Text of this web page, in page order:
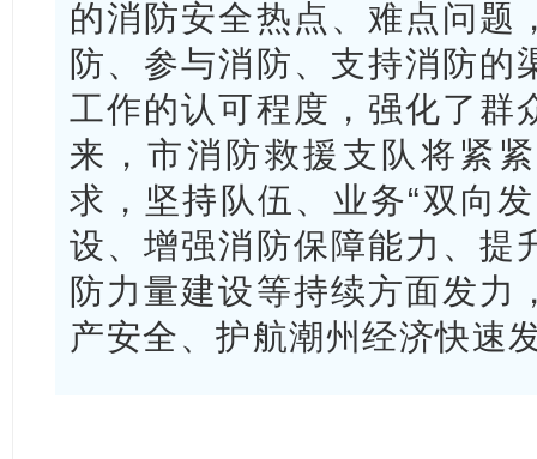
的消防安全热点、难点问题
防、参与消防、支持消防的
工作的认可程度，强化了群
来，市消防救援支队将紧
求，坚持队伍、业务“双向
设、增强消防保障能力、提
防力量建设等持续方面发力
产安全、护航潮州经济快速